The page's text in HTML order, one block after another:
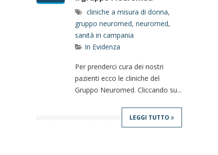
cliniche a misura di donna,
gruppo neuromed, neuromed,
sanità in campania
In Evidenza
Per prenderci cura dei nostri
pazienti ecco le cliniche del
Gruppo Neuromed. Cliccando su...
LEGGI TUTTO